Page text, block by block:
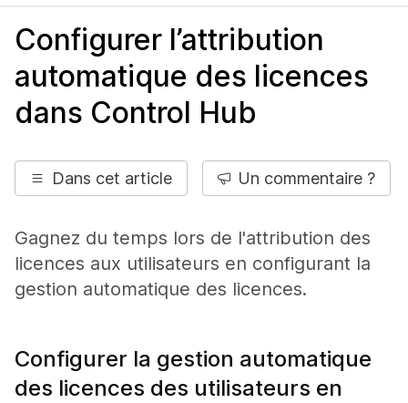
Configurer l’attribution
automatique des licences
dans Control Hub
Dans cet article Un commentaire ?
Gagnez du temps lors de l'attribution des
licences aux utilisateurs en configurant la
gestion automatique des licences.
Configurer la gestion automatique
des licences des utilisateurs en